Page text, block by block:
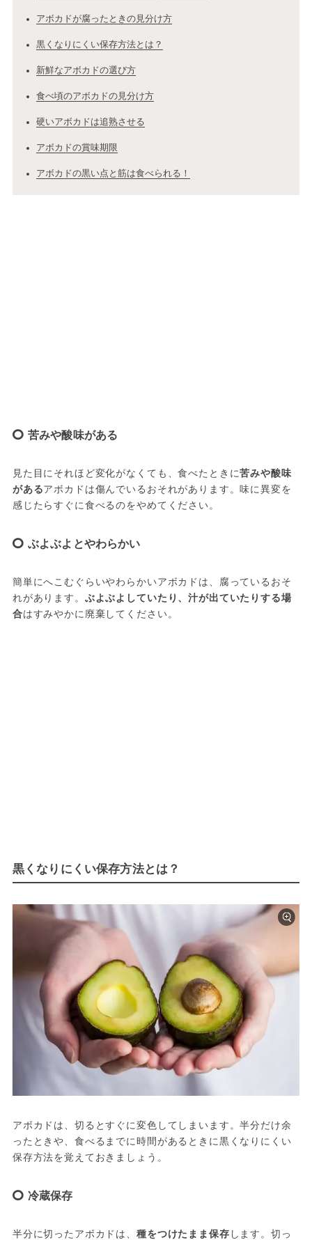
アボカドが腐ったときの見分け方
黒くなりにくい保存方法とは？
新鮮なアボカドの選び方
食べ頃のアボカドの見分け方
硬いアボカドは追熟させる
アボカドの賞味期限
アボカドの黒い点と筋は食べられる！
苦みや酸味がある
見た目にそれほど変化がなくても、食べたときに苦みや酸味
があるアボカドは傷んでいるおそれがあります。味に異変を
感じたらすぐに食べるのをやめてください。
ぶよぶよとやわらかい
簡単にへこむぐらいやわらかいアボカドは、腐っているおそ
れがあります。 ぶよぶよしていたり、汁が出ていたりする場
合はすみやかに廃棄してください。
黒くなりにくい保存方法とは？
アボカドは、切るとすぐに変色してしまいます。半分だけ余
ったときや、食べるまでに時間があるときに黒くなりにくい
保存方法を覚えておきましょう。
冷蔵保存
半分に切ったアボカドは、 種をつけたまま保存 します。切っ